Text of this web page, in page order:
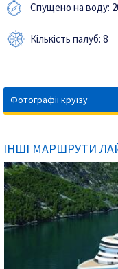
Спущено на воду:
Кількість палуб: 8
Фотографії круїзу
ІНШІ МАРШРУТИ